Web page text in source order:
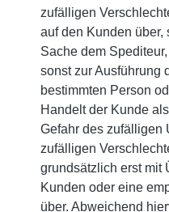
zufälligen
auf den Kunden über,
Sache dem
sonst zur Ausführung
bestimmten Person
Handelt der Kunde
Gefahr des zufälligen
zufälligen
grundsätzlich erst mit
Kunden oder eine
über. Abweichend